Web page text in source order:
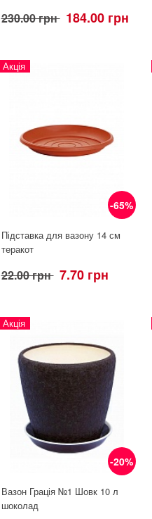
230.00 грн 184.00 грн
-65%
Акція
Підставка для вазону 14 см
теракот
22.00 грн 7.70 грн
-20%
Акція
Вазон Грація №1 Шовк 10 л
шоколад